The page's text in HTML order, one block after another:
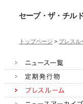
セーブ・ザ・チル
トップページ > プレスル